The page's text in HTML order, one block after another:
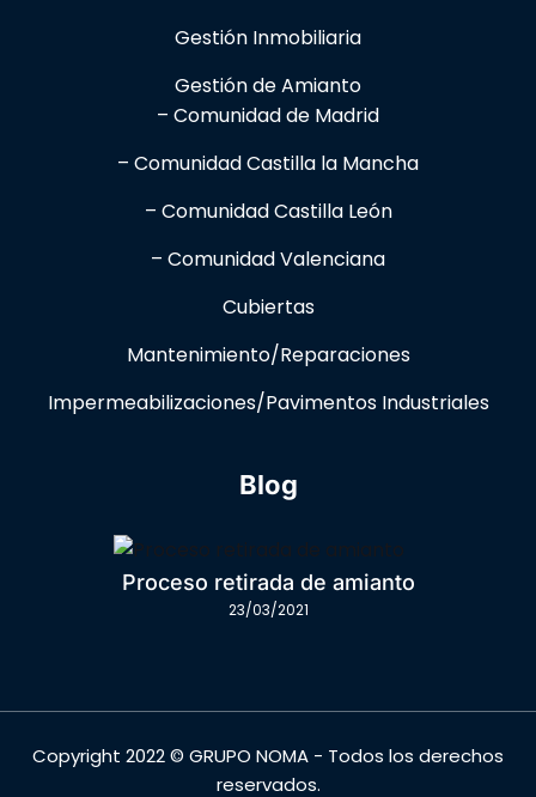
Gestión Inmobiliaria
Gestión de Amianto
– Comunidad de Madrid
– Comunidad Castilla la Mancha
– Comunidad Castilla León
– Comunidad Valenciana
Cubiertas
Mantenimiento/Reparaciones
Impermeabilizaciones/Pavimentos Industriales
Blog
Proceso retirada de amianto
23/03/2021
Copyright 2022 © GRUPO NOMA - Todos los derechos
reservados.